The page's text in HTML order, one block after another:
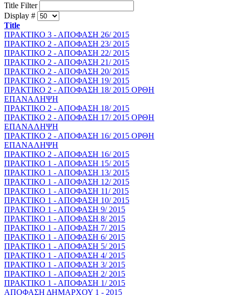
Title Filter
Display #
Title
ΠΡΑΚΤΙΚΟ 3 - ΑΠΟΦΑΣΗ 26/ 2015
ΠΡΑΚΤΙΚΟ 2 - ΑΠΟΦΑΣΗ 23/ 2015
ΠΡΑΚΤΙΚΟ 2 - ΑΠΟΦΑΣΗ 22/ 2015
ΠΡΑΚΤΙΚΟ 2 - ΑΠΟΦΑΣΗ 21/ 2015
ΠΡΑΚΤΙΚΟ 2 - ΑΠΟΦΑΣΗ 20/ 2015
ΠΡΑΚΤΙΚΟ 2 - ΑΠΟΦΑΣΗ 19/ 2015
ΠΡΑΚΤΙΚΟ 2 - ΑΠΟΦΑΣΗ 18/ 2015 ΟΡΘΗ
ΕΠΑΝΑΛΗΨΗ
ΠΡΑΚΤΙΚΟ 2 - ΑΠΟΦΑΣΗ 18/ 2015
ΠΡΑΚΤΙΚΟ 2 - ΑΠΟΦΑΣΗ 17/ 2015 ΟΡΘΗ
ΕΠΑΝΑΛΗΨΗ
ΠΡΑΚΤΙΚΟ 2 - ΑΠΟΦΑΣΗ 16/ 2015 ΟΡΘΗ
ΕΠΑΝΑΛΗΨΗ
ΠΡΑΚΤΙΚΟ 2 - ΑΠΟΦΑΣΗ 16/ 2015
ΠΡΑΚΤΙΚΟ 1 - ΑΠΟΦΑΣΗ 15/ 2015
ΠΡΑΚΤΙΚΟ 1 - ΑΠΟΦΑΣΗ 13/ 2015
ΠΡΑΚΤΙΚΟ 1 - ΑΠΟΦΑΣΗ 12/ 2015
ΠΡΑΚΤΙΚΟ 1 - ΑΠΟΦΑΣΗ 11/ 2015
ΠΡΑΚΤΙΚΟ 1 - ΑΠΟΦΑΣΗ 10/ 2015
ΠΡΑΚΤΙΚΟ 1 - ΑΠΟΦΑΣΗ 9/ 2015
ΠΡΑΚΤΙΚΟ 1 - ΑΠΟΦΑΣΗ 8/ 2015
ΠΡΑΚΤΙΚΟ 1 - ΑΠΟΦΑΣΗ 7/ 2015
ΠΡΑΚΤΙΚΟ 1 - ΑΠΟΦΑΣΗ 6/ 2015
ΠΡΑΚΤΙΚΟ 1 - ΑΠΟΦΑΣΗ 5/ 2015
ΠΡΑΚΤΙΚΟ 1 - ΑΠΟΦΑΣΗ 4/ 2015
ΠΡΑΚΤΙΚΟ 1 - ΑΠΟΦΑΣΗ 3/ 2015
ΠΡΑΚΤΙΚΟ 1 - ΑΠΟΦΑΣΗ 2/ 2015
ΠΡΑΚΤΙΚΟ 1 - ΑΠΟΦΑΣΗ 1/ 2015
ΑΠΟΦΑΣΗ ΔΗΜΑΡΧΟΥ 1 - 2015